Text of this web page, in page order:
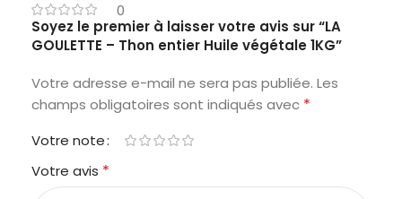
0
Soyez le premier à laisser votre avis sur “LA
GOULETTE – Thon entier Huile végétale 1KG”
Votre adresse e-mail ne sera pas publiée. Les
champs obligatoires sont indiqués avec *
Votre note
Votre avis *